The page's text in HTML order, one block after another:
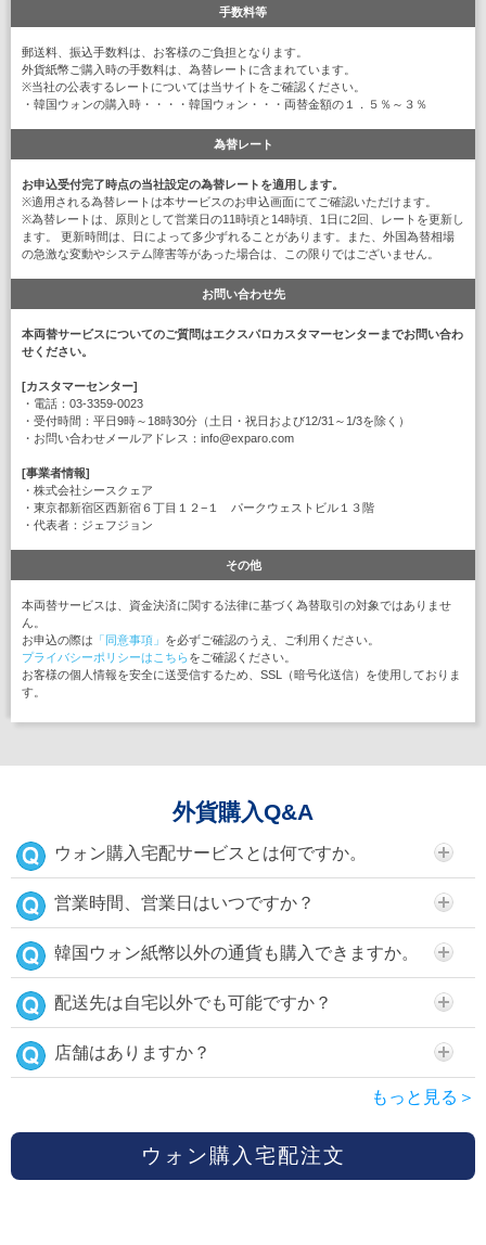
手数料等
郵送料、振込手数料は、お客様のご負担となります。
外貨紙幣ご購入時の手数料は、為替レートに含まれています。
※当社の公表するレートについては当サイトをご確認ください。
・韓国ウォンの購入時・・・・韓国ウォン・・・両替金額の１．５％～３％
為替レート
お申込受付完了時点の当社設定の為替レートを適用します。
※適用される為替レートは本サービスのお申込画面にてご確認いただけます。
※為替レートは、原則として営業日の11時頃と14時頃、1日に2回、レートを更新し
ます。 更新時間は、日によって多少ずれることがあります。また、外国為替相場
の急激な変動やシステム障害等があった場合は、この限りではございません。
お問い合わせ先
本両替サービスについてのご質問はエクスパロカスタマーセンターまでお問い合わ
せください。
[カスタマーセンター]
・電話：03-3359-0023
・受付時間：平日9時～18時30分（土日・祝日および12/31～1/3を除く）
・お問い合わせメールアドレス：info@exparo.com
[事業者情報]
・株式会社シースクェア
・東京都新宿区西新宿６丁目１２−１ パークウェストビル１３階
・代表者：ジェフジョン
その他
本両替サービスは、資金決済に関する法律に基づく為替取引の対象ではありませ
ん。
お申込の際は 「同意事項」 を必ずご確認のうえ、ご利用ください。
プライバシーポリシーはこちらをご確認ください。
お客様の個人情報を安全に送受信するため、SSL（暗号化送信）を使用しておりま
す。
外貨購入Q&A
ウォン購入宅配サービスとは何ですか。
営業時間、営業日はいつですか？
韓国ウォン紙幣以外の通貨も購入できますか。
配送先は自宅以外でも可能ですか？
店舗はありますか？
もっと見る＞
ウォン購入宅配注文